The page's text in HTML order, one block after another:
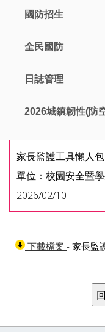
國防招生
全民國防
日誌管理
2026城鎮韌性(防
家長監護工具懶人
單位：校園安全暨
2026/02/10
下載檔案 - 家長監